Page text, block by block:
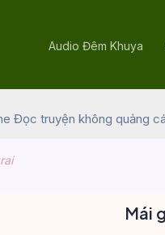
Audio Đêm Khuya
Đọc truyện không quảng
Mái